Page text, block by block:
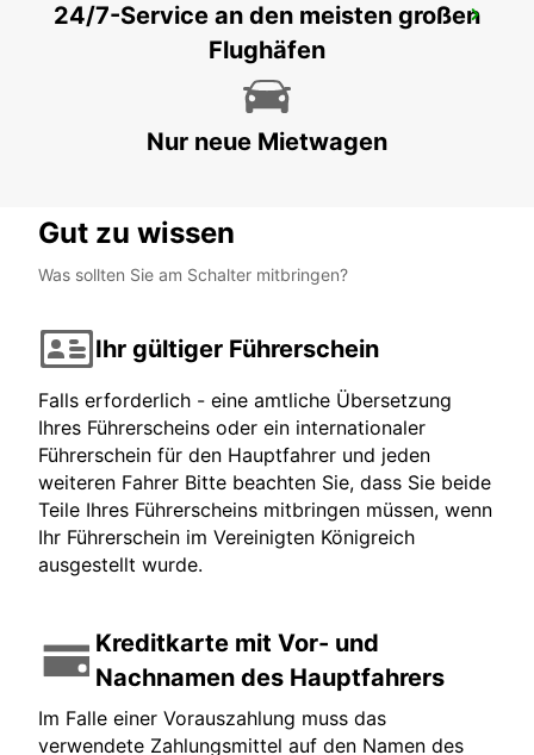
SALZGITTER
SALZGITTER - GERMANY
24/7-Service an den meisten großen
Flughäfen
Nur neue Mietwagen
Gut zu wissen
Was sollten Sie am Schalter mitbringen?
Ihr gültiger Führerschein
Falls erforderlich - eine amtliche Übersetzung
Ihres Führerscheins oder ein internationaler
Führerschein für den Hauptfahrer und jeden
weiteren Fahrer Bitte beachten Sie, dass Sie beide
Teile Ihres Führerscheins mitbringen müssen, wenn
Ihr Führerschein im Vereinigten Königreich
ausgestellt wurde.
Kreditkarte mit Vor- und
Nachnamen des Hauptfahrers
Im Falle einer Vorauszahlung muss das
verwendete Zahlungsmittel auf den Namen des